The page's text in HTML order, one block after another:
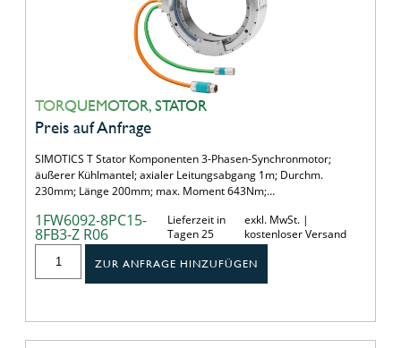
TORQUEMOTOR, STATOR
Preis auf Anfrage
SIMOTICS T Stator Komponenten 3-Phasen-Synchronmotor;
äußerer Kühlmantel; axialer Leitungsabgang 1m; Durchm.
230mm; Länge 200mm; max. Moment 643Nm;…
1FW6092-8PC15-
8FB3-Z R06
Lieferzeit in
Tagen 25
exkl. MwSt. |
kostenloser Versand
ZUR ANFRAGE HINZUFÜGEN